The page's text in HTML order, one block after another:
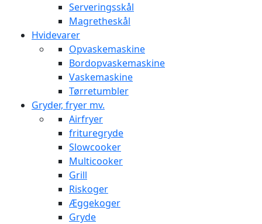
Serveringsskål
Magretheskål
Hvidevarer
Opvaskemaskine
Bordopvaskemaskine
Vaskemaskine
Tørretumbler
Gryder, fryer mv.
Airfryer
frituregryde
Slowcooker
Multicooker
Grill
Riskoger
Æggekoger
Gryde